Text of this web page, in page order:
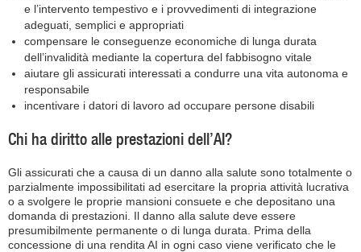
e l’intervento tempestivo e i provvedimenti di integrazione
adeguati, semplici e appropriati
compensare le conseguenze economiche di lunga durata
dell’invalidità mediante la copertura del fabbisogno vitale
aiutare gli assicurati interessati a condurre una vita autonoma e
responsabile
incentivare i datori di lavoro ad occupare persone disabili
Chi ha diritto alle prestazioni dell’AI?
Gli assicurati che a causa di un danno alla salute sono totalmente o
parzialmente impossibilitati ad esercitare la propria attività lucrativa
o a svolgere le proprie mansioni consuete e che depositano una
domanda di prestazioni. Il danno alla salute deve essere
presumibilmente permanente o di lunga durata. Prima della
concessione di una rendita AI in ogni caso viene verificato che le